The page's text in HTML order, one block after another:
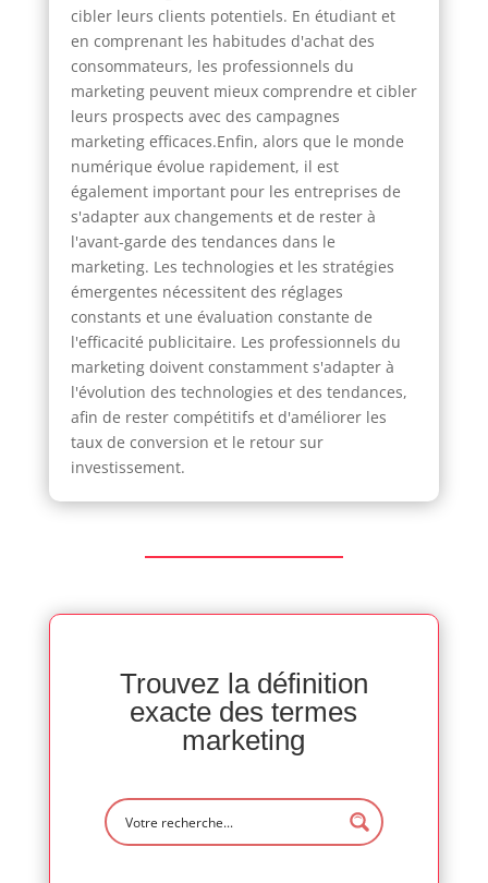
cibler leurs clients potentiels. En étudiant et
en comprenant les habitudes d'achat des
consommateurs, les professionnels du
marketing peuvent mieux comprendre et cibler
leurs prospects avec des campagnes
marketing efficaces.Enfin, alors que le monde
numérique évolue rapidement, il est
également important pour les entreprises de
s'adapter aux changements et de rester à
l'avant-garde des tendances dans le
marketing. Les technologies et les stratégies
émergentes nécessitent des réglages
constants et une évaluation constante de
l'efficacité publicitaire. Les professionnels du
marketing doivent constamment s'adapter à
l'évolution des technologies et des tendances,
afin de rester compétitifs et d'améliorer les
taux de conversion et le retour sur
investissement.
Trouvez la définition
exacte des termes
marketing